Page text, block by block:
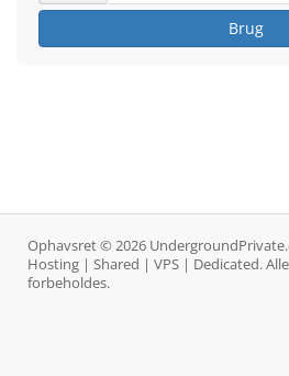
Brug
Ophavsret © 2026
Hosting | Shared | VPS | Dedicated.
forbeholdes.